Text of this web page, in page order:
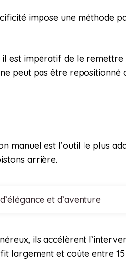
impose une méthode
il est impératif de le remettre
peut pas être repositionné
manuel est l’outil le plus
arrière.
et d’aventure
ils accélèrent
largement et coûte entre